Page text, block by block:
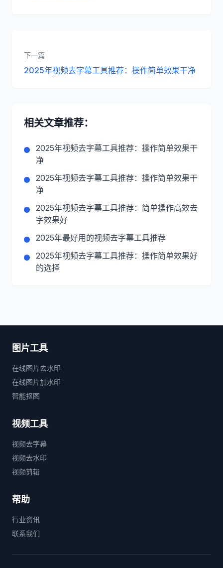
下一篇
2025年视频去字幕工具推荐：操作简单效果干净
相关文章推荐：
2025年视频去字幕工具推荐：操作简单效果干
净
2025年视频去字幕工具推荐：操作简单效果干
净
2025年视频去字幕工具推荐：简单操作高效去
字效果好
2025年最好用的视频去字幕工具推荐
2025年视频去字幕工具推荐：操作简单效果好
的选择
图片工具
在线图片去水印
在线图片加水印
智能抠图
视频工具
视频去字幕
视频去水印
视频剪辑
帮助
行业资讯
联系我们